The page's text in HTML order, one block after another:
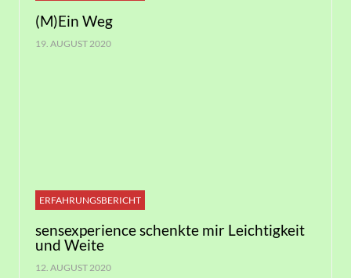
(M)Ein Weg
19. AUGUST 2020
ERFAHRUNGSBERICHT
sensexperience schenkte mir Leichtigkeit
und Weite
12. AUGUST 2020